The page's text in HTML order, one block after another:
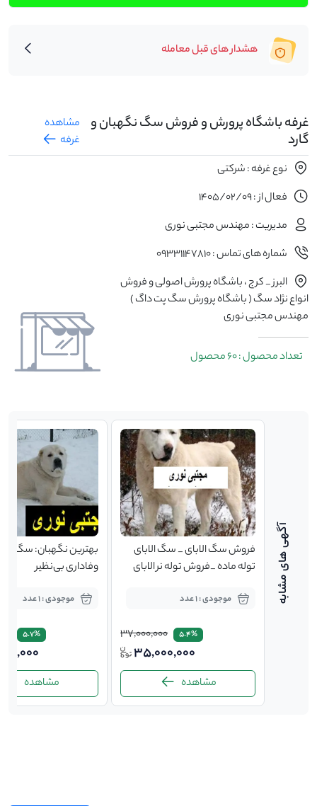
هشدار های قبل معامله
غرفه باشگاه پرورش و فروش سگ نگهبان و
گارد
مشاهده
غرفه
نوع غرفه : شرکتی
فعال از : 1405/02/09
مدیریت : مهندس مجتبی نوری
شماره های تماس : 09331147810
البرز _ کرج ، باشگاه پرورش اصولی و فروش
انواع نژاد سگ ( باشگاه پرورش سگ پت داگ )
مهندس مجتبی نوری
تعداد محصول : 60 محصول
اصیل
با
فروش سگ الابای _ سگ الابای
توله ماده _فروش توله نر الابای
موجودی : 1 عدد
5.4%
37,000,000
35,000,000
مشاهده
بهترین نگهبان: سگ
وفاداری بی‌نظیر
موجودی : 1 عدد
5.7%
مشاهده